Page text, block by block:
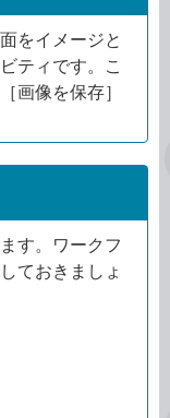
をイメージと
ティです。こ
画像を保存］
す。ワークフ
ておきましょ